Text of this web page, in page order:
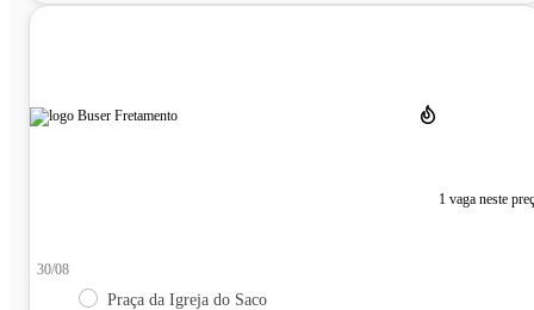
1 vaga neste
30/08
Praça da Igreja do Saco